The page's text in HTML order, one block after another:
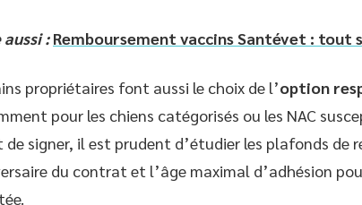
: Remboursement vaccins Santévet : tout
propriétaires font aussi le choix de l’option
pour les chiens catégorisés ou les NAC
de signer, il est prudent d’étudier les plafonds de
du contrat et l’âge maximal d’adhésion